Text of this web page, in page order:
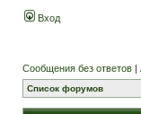
Вход
Сообщения без ответов |
Список форумов